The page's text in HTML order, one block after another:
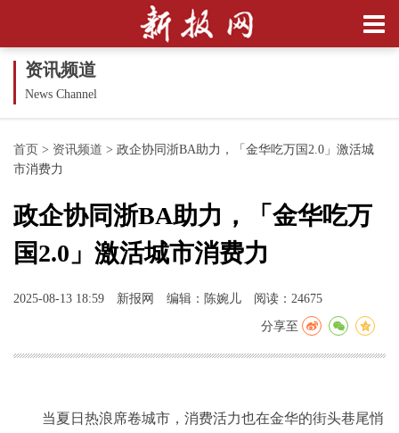
资讯频道
News Channel
首页 > 资讯频道 > 政企协同浙BA助力，「金华吃万国2.0」激活城
市消费力
政企协同浙BA助力，「金华吃万
国2.0」激活城市消费力
2025-08-13 18:59 新报网 编辑：陈婉儿 阅读：24675
分享至
当夏日热浪席卷城市，消费活力也在金华的街头巷尾悄